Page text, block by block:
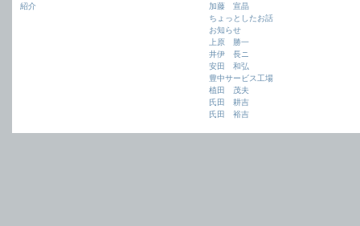
紹介
加藤 宣晶
ちょっとしたお話
お知らせ
上原 勝一
井伊 長ニ
安田 和弘
豊中サービス工場
植田 茂夫
氏田 耕吉
氏田 裕吉